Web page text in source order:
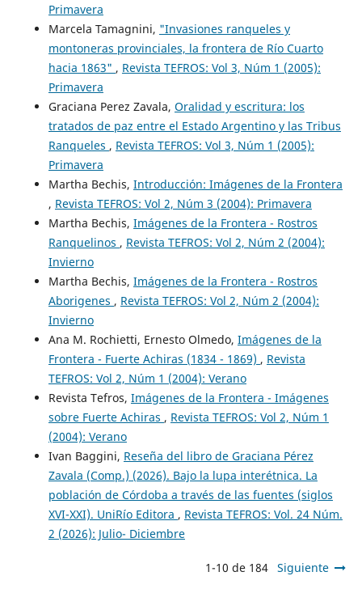
Primavera
Marcela Tamagnini, "Invasiones ranqueles y
montoneras provinciales, la frontera de Río Cuarto
hacia 1863" , Revista TEFROS: Vol 3, Núm 1 (2005):
Primavera
Graciana Perez Zavala, Oralidad y escritura: los
tratados de paz entre el Estado Argentino y las Tribus
Ranqueles , Revista TEFROS: Vol 3, Núm 1 (2005):
Primavera
Martha Bechis, Introducción: Imágenes de la Frontera
, Revista TEFROS: Vol 2, Núm 3 (2004): Primavera
Martha Bechis, Imágenes de la Frontera - Rostros
Ranquelinos , Revista TEFROS: Vol 2, Núm 2 (2004):
Invierno
Martha Bechis, Imágenes de la Frontera - Rostros
Aborigenes , Revista TEFROS: Vol 2, Núm 2 (2004):
Invierno
Ana M. Rochietti, Ernesto Olmedo, Imágenes de la
Frontera - Fuerte Achiras (1834 - 1869) , Revista
TEFROS: Vol 2, Núm 1 (2004): Verano
Revista Tefros, Imágenes de la Frontera - Imágenes
sobre Fuerte Achiras , Revista TEFROS: Vol 2, Núm 1
(2004): Verano
Ivan Baggini, Reseña del libro de Graciana Pérez
Zavala (Comp.) (2026). Bajo la lupa interétnica. La
población de Córdoba a través de las fuentes (siglos
XVI-XXI). UniRío Editora , Revista TEFROS: Vol. 24 Núm.
2 (2026): Julio- Diciembre
1-10 de 184 Siguiente